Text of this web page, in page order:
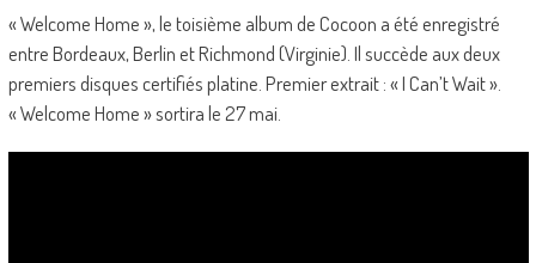
« Welcome Home », le toisième album de Cocoon a été enregistré
entre Bordeaux, Berlin et Richmond (Virginie). Il succède aux deux
premiers disques certifiés platine. Premier extrait : « I Can’t Wait ».
« Welcome Home » sortira le 27 mai.